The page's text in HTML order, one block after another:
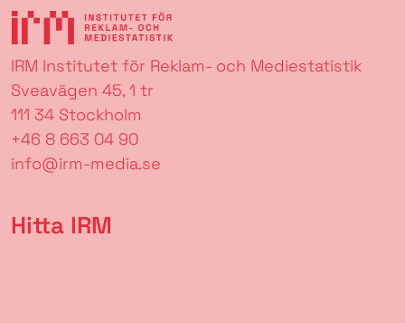
IRM Institutet för Reklam- och Mediestatistik
Sveavägen 45, 1 tr
111 34 Stockholm
+46 8 663 04 90
info@irm-media.se
Hitta IRM